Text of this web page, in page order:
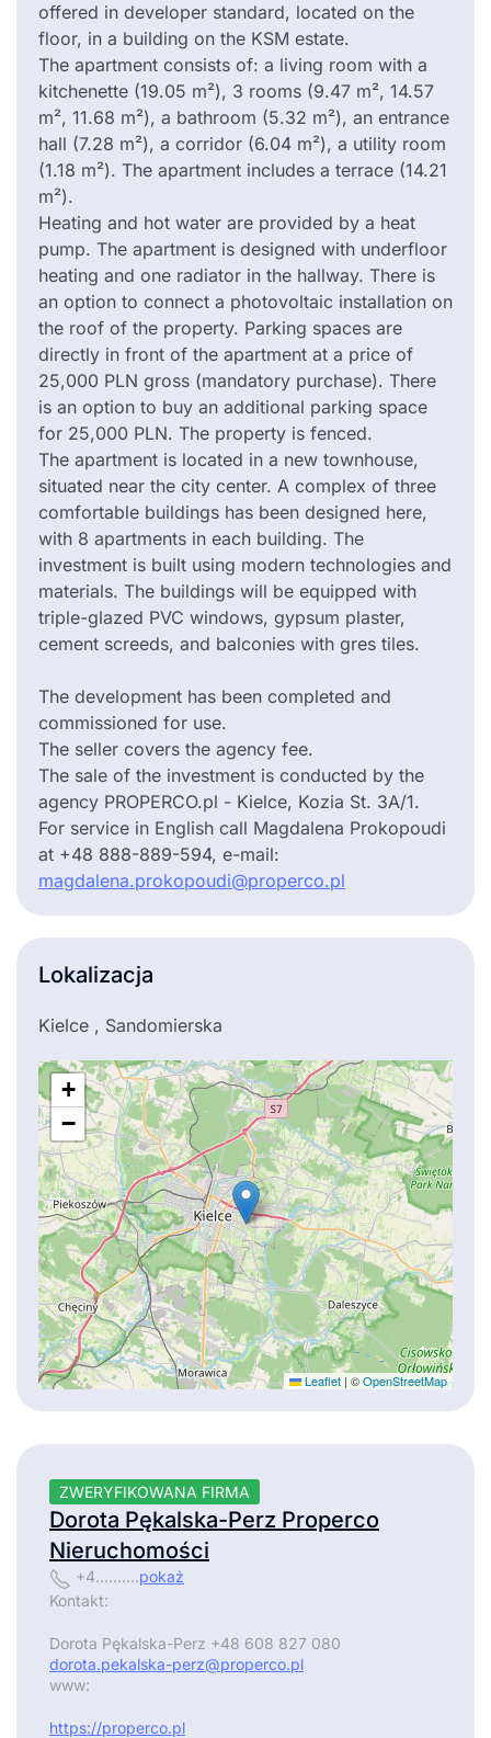
offered in developer standard, located on the
floor, in a building on the KSM estate.
The apartment consists of: a living room with a
kitchenette (19.05 m²), 3 rooms (9.47 m², 14.57
m², 11.68 m²), a bathroom (5.32 m²), an entrance
hall (7.28 m²), a corridor (6.04 m²), a utility room
(1.18 m²). The apartment includes a terrace (14.21
m²).
Heating and hot water are provided by a heat
pump. The apartment is designed with underfloor
heating and one radiator in the hallway. There is
an option to connect a photovoltaic installation on
the roof of the property. Parking spaces are
directly in front of the apartment at a price of
25,000 PLN gross (mandatory purchase). There
is an option to buy an additional parking space
for 25,000 PLN. The property is fenced.
The apartment is located in a new townhouse,
situated near the city center. A complex of three
comfortable buildings has been designed here,
with 8 apartments in each building. The
investment is built using modern technologies and
materials. The buildings will be equipped with
triple-glazed PVC windows, gypsum plaster,
cement screeds, and balconies with gres tiles.
The development has been completed and
commissioned for use.
The seller covers the agency fee.
The sale of the investment is conducted by the
agency PROPERCO.pl - Kielce, Kozia St. 3A/1.
For service in English call Magdalena Prokopoudi
at +48 888-889-594, e-mail:
magdalena.prokopoudi@properco.pl
Lokalizacja
Kielce , Sandomierska
+
−
Leaflet | ©OpenStreetMap
ZWERYFIKOWANA FIRMA
Dorota Pękalska-Perz Properco
Nieruchomości
+4..........pokaż
Kontakt:
Dorota Pękalska-Perz +48 608 827 080
dorota.pekalska-perz@properco.pl
www:
https://properco.pl